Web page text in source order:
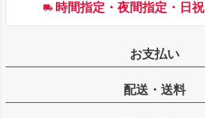
時間指定・夜間指定・日
お支払い
配送・送料